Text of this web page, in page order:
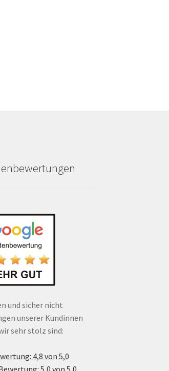
und sicher nicht
unserer Kundinnen
sehr stolz sind:
4,8 von 5,0
5,0 von 5,0